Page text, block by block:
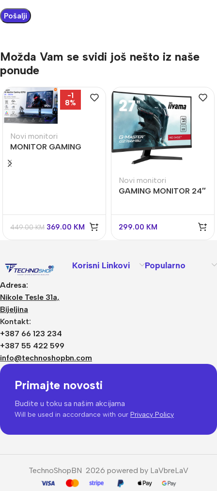
Možda Vam se svidi još nešto iz naše
ponude
-1
8%
Novi monitori
MONITOR GAMING
XIAOMI G27Qi 2k
180Hz
449.00KM 369.00 KM
Novi monitori
GAMING MONITOR 24″
299.00 KM
Adresa:
Nikole Tesle 31a,
Bijeljina
Kontakt:
+387 66 123 234
+387 55 422 599
info@technoshopbn.com
Korisni Linkovi Popularno
Primajte novosti
Budite u toku sa našim akcijama
Will be used in accordance with our Privacy Policy
TechnoShopBN 2026 powered by LaVbreLaV